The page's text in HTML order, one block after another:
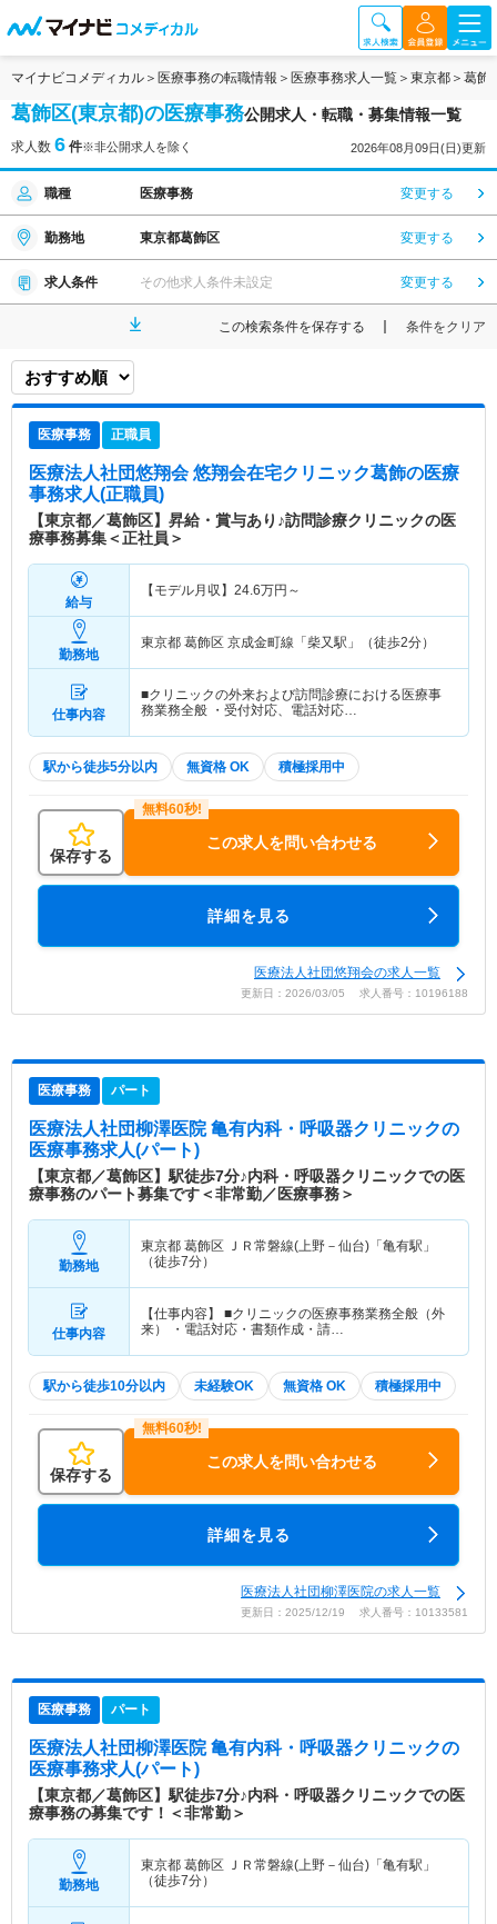
マイナビコメディカル 医療事務の転職情報 医療事務求人一覧 東京都 葛飾
葛飾区(東京都)の医療事務公開求人・転職・募集情報一覧
求人数 6 件※非公開求人を除く 2026年08月09日(日)更新
職種 医療事務 変更する
勤務地 東京都葛飾区 変更する
求人条件 その他求人条件未設定 変更する
この検索条件を保存する 条件をクリア
医療事務 正職員
医療法人社団悠翔会 悠翔会在宅クリニック葛飾の医療
事務求人(正職員)
【東京都／葛飾区】昇給・賞与あり♪訪問診療クリニックの医
療事務募集＜正社員＞
給与
【モデル月収】 24.6万円～
勤務地
東京都 葛飾区 京成金町線「柴又駅」（徒歩2分）
仕事内容
■クリニックの外来および訪問診療における医療事
務業務全般 ・受付対応、電話対応…
駅から徒歩5分以内 無資格 OK 積極採用中
保存する
この求人を問い合わせる
詳細を見る
医療法人社団悠翔会の求人一覧
更新日：2026/03/05 求人番号：10196188
医療事務 パート
医療法人社団柳澤医院 亀有内科・呼吸器クリニックの
医療事務求人(パート)
【東京都／葛飾区】駅徒歩7分♪内科・呼吸器クリニックでの医
療事務のパート募集です＜非常勤／医療事務＞
勤務地
東京都 葛飾区 ＪＲ常磐線(上野－仙台)「亀有駅」
（徒歩7分）
仕事内容
【仕事内容】 ■クリニックの医療事務業務全般（外
来） ・電話対応・書類作成・請…
駅から徒歩10分以内 未経験OK 無資格 OK 積極採用中
保存する
この求人を問い合わせる
詳細を見る
医療法人社団柳澤医院の求人一覧
更新日：2025/12/19 求人番号：10133581
医療事務 パート
医療法人社団柳澤医院 亀有内科・呼吸器クリニックの
医療事務求人(パート)
【東京都／葛飾区】駅徒歩7分♪内科・呼吸器クリニックでの医
療事務の募集です！＜非常勤＞
勤務地
東京都 葛飾区 ＪＲ常磐線(上野－仙台)「亀有駅」
（徒歩7分）